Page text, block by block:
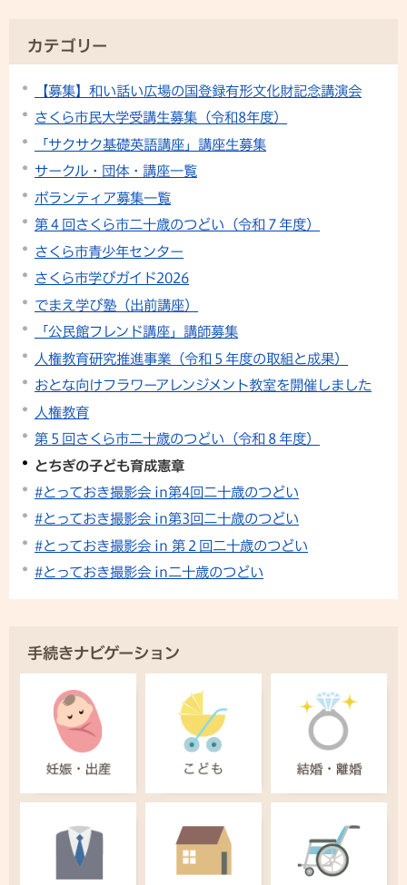
カテゴリー
【募集】和い話い広場の国登録有形文化財記念講演会
さくら市民大学受講生募集（令和8年度）
「サクサク基礎英語講座」講座生募集
サークル・団体・講座一覧
ボランティア募集一覧
第４回さくら市二十歳のつどい（令和７年度）
さくら市青少年センター
さくら市学びガイド2026
でまえ学び塾（出前講座）
「公民館フレンド講座」講師募集
人権教育研究推進事業（令和５年度の取組と成果）
おとな向けフラワーアレンジメント教室を開催しました
人権教育
第５回さくら市二十歳のつどい（令和８年度）
とちぎの子ども育成憲章
#とっておき撮影会 in第4回二十歳のつどい
#とっておき撮影会 in第3回二十歳のつどい
#とっておき撮影会 in 第２回二十歳のつどい
#とっておき撮影会 in二十歳のつどい
手続きナビゲーション